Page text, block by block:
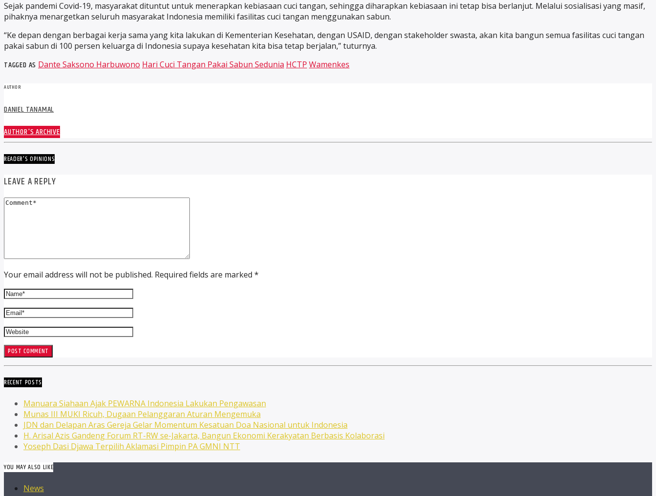
Sejak pandemi Covid-19, masyarakat dituntut untuk menerapkan kebiasaan cuci tangan, sehingga diharapkan kebiasaan ini tetap bisa berlanjut. Melalui sosialisasi yang masif,
pihaknya menargetkan seluruh masyarakat Indonesia memiliki fasilitas cuci tangan menggunakan sabun.
“Ke depan dengan berbagai kerja sama yang kita lakukan di Kementerian Kesehatan, dengan USAID, dengan stakeholder swasta, akan kita bangun semua fasilitas cuci tangan
pakai sabun di 100 persen keluarga di Indonesia supaya kesehatan kita bisa tetap berjalan,” tuturnya.
TAGGED AS Dante Saksono Harbuwono Hari Cuci Tangan Pakai Sabun Sedunia HCTP Wamenkes
AUTHOR
DANIEL TANAMAL
AUTHOR'S ARCHIVE
READER'S OPINIONS
LEAVE A REPLY
Your email address will not be published. Required fields are marked *
RECENT POSTS
Manuara Siahaan Ajak PEWARNA Indonesia Lakukan Pengawasan
Munas III MUKI Ricuh, Dugaan Pelanggaran Aturan Mengemuka
JDN dan Delapan Aras Gereja Gelar Momentum Kesatuan Doa Nasional untuk Indonesia
H. Arisal Azis Gandeng Forum RT-RW se-Jakarta, Bangun Ekonomi Kerakyatan Berbasis Kolaborasi
Yoseph Dasi Djawa Terpilih Aklamasi Pimpin PA GMNI NTT
YOU MAY ALSO LIKE
News